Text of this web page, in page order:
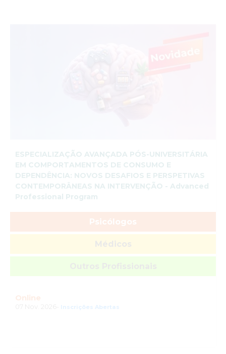
ESPECIALIZAÇÃO AVANÇADA PÓS-UNIVERSITÁRIA
EM COMPORTAMENTOS DE CONSUMO E
DEPENDÊNCIA: NOVOS DESAFIOS E PERSPETIVAS
CONTEMPORÂNEAS NA INTERVENÇÃO - Advanced
Professional Program
Psicólogos
Online
Inscrições Abertas